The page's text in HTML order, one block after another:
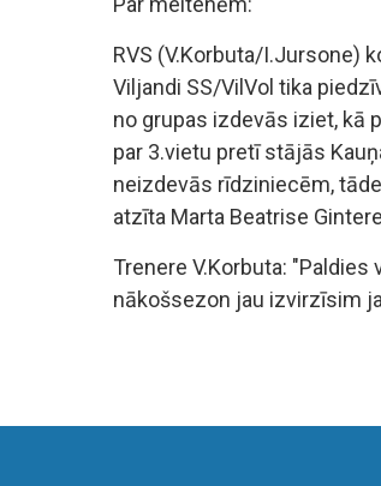
RVS (V.Korbuta/I.Jursone)
Viljandi SS/VilVol tika
no grupas izdevās iziet, kā
par 3.vietu pretī stājās
neizdevās rīdziniecēm,
atzīta Marta Beatrise
Trenere V.Korbuta:
nākošsezon jau izvirzīsim